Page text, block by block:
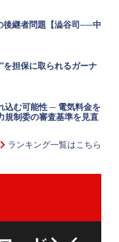
後継者問題【澁谷司──中
担保に取られるガーナ
込む可能性 ─ 電気料金を
規制委の審査基準を見直
ランキング一覧はこちら